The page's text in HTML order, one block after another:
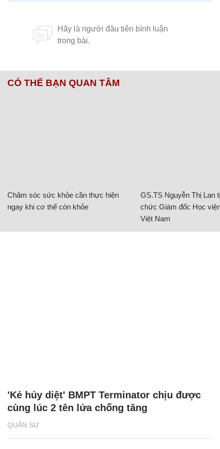
CÓ THỂ BẠN QUAN TÂM
Chăm sóc sức khỏe cần thực hiện
ngay khi cơ thể còn khỏe
GS.TS Nguyễn Thị Lan
chức Giám đốc Học
Việt Nam
QUÂN SỰ
'Kẻ hủy diệt' BMPT Terminator chịu được
cùng lúc 2 tên lửa chống tăng